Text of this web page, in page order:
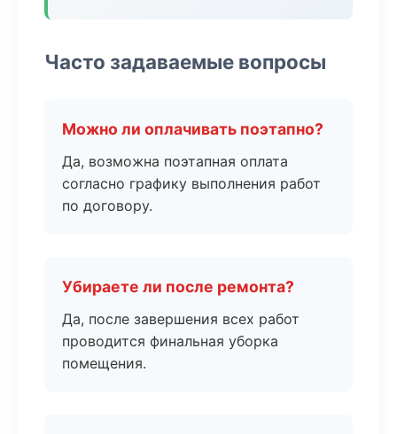
Часто задаваемые вопросы
Можно ли оплачивать поэтапно?
Да, возможна поэтапная оплата
согласно графику выполнения работ
по договору.
Убираете ли после ремонта?
Да, после завершения всех работ
проводится финальная уборка
помещения.